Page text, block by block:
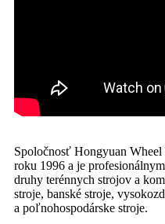
Spoločnosť Hongyuan
roku 1996 a je
druhy terénnych strojov a
stroje, banské stroje,
a poľnohospodárske stroje.